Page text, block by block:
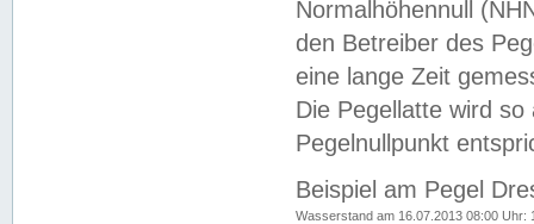
Normalhöhennull
den Betreiber des
eine lange Zeit
Die Pegellatte wird
Pegelnullpunkt
Beispiel am Pegel
Wasserstand am 16.07.2013 08:00 Uhr: